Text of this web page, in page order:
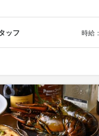
ッフ 時給：